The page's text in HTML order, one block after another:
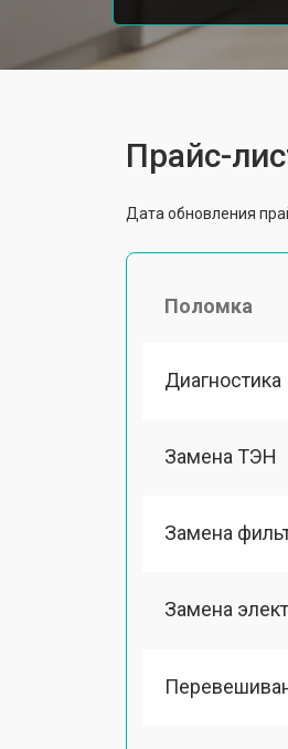
Прайс-
Дата обновления
Поломка
Диагностика
Замена ТЭН
Замена
Замена